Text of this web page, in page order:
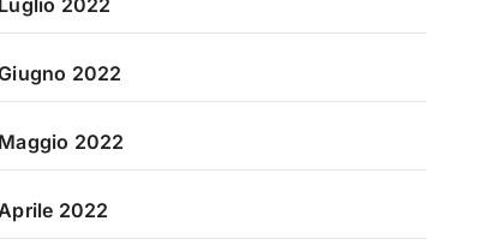
2022
Maggio 2022
Aprile 2022